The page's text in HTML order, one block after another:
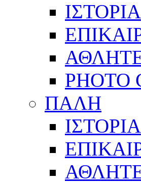
ΙΣΤΟΡΙΑ
PHOTO
ΠΑΛΗ
ΙΣΤΟΡΙΑ